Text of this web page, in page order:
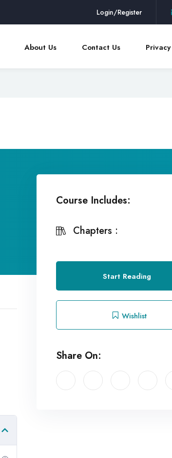
Login/Register
About Us Contact Us
Course Includes:
Chapters :
Start Reading
Wishlist
Share On: